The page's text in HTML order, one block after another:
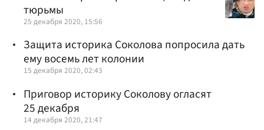
тюрьмы
25 декабря 2020, 15:56
Защита историка Соколова попросила дать
ему восемь лет колонии
15 декабря 2020, 02:43
Приговор историку Соколову огласят
25 декабря
14 декабря 2020, 21:47